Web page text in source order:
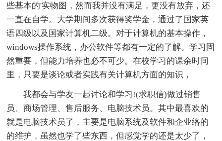
些基本的'实物图，然而我并没有满足，更没有放弃，还
一直在自学。大学期间多次获得奖学金，通过了国家英
语四级以及国家计算机二级。对于计算机的基本操作，
windows操作系统，办公软件等都有一定的了解。学习固
然重要，但能力培养也必不可少。在校学习的课余时间
里，只要是谈论或者实践有关计算机方面的知识，
我都会与学友一起讨论和学习!(求职信)做过销售
员、商场管理、售后服务、电脑技术员。其中最喜欢的
就是电脑技术员了，主要是电脑系统及软件和企业络的
的维护，虽然也学了些东西，但感觉学的还是太少了，